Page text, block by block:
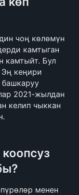
чоң көлөмүн
камтыган
камтыйт. Бул
Эң кеңири
башкаруу
2021-жылдан
келип чыккан
менен